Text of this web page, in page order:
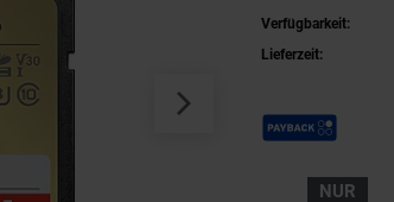
Verfügbarkeit:
Lieferzeit:
Payback Punkte
NUR